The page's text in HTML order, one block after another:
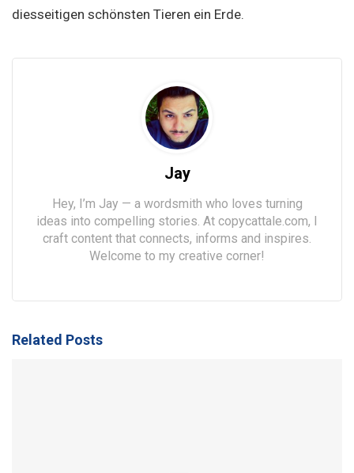
diesseitigen schönsten Tieren ein Erde.
Jay
Hey, I’m Jay — a wordsmith who loves turning
ideas into compelling stories. At copycattale.com, I
craft content that connects, informs and inspires.
Welcome to my creative corner!
Related Posts